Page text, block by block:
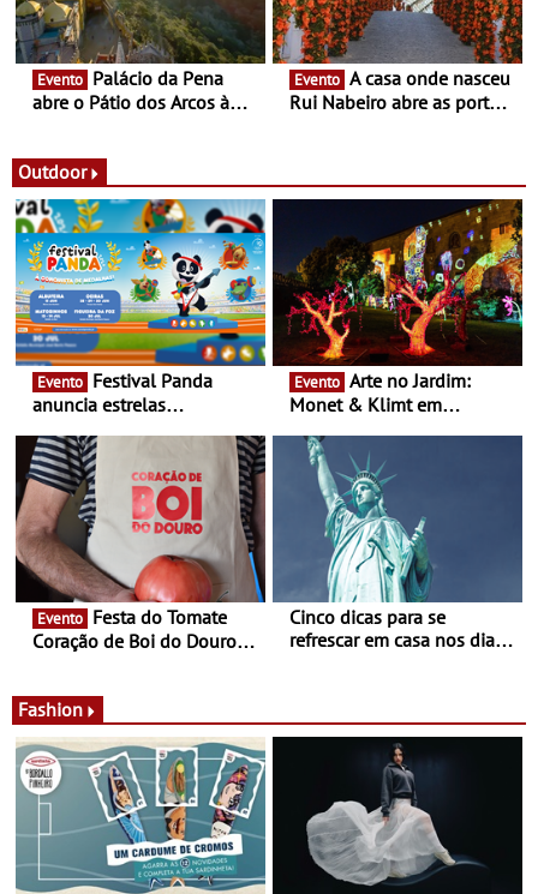
Evento
abre o Pátio dos Arcos à
Evento
Rui Nabeiro abre as portas
16 de agosto
Outdoor
Evento
anuncia estrelas
- Entre Junho e Julho pelo
país
Evento
Monet & Klimt em
ao final de Setembro -
Experiência luminosa no
jardim do Museu de
Alberto Sampaio
Evento
Coração de Boi do Douro -
Cinco dicas para se
refrescar em casa nos dias
Fashion